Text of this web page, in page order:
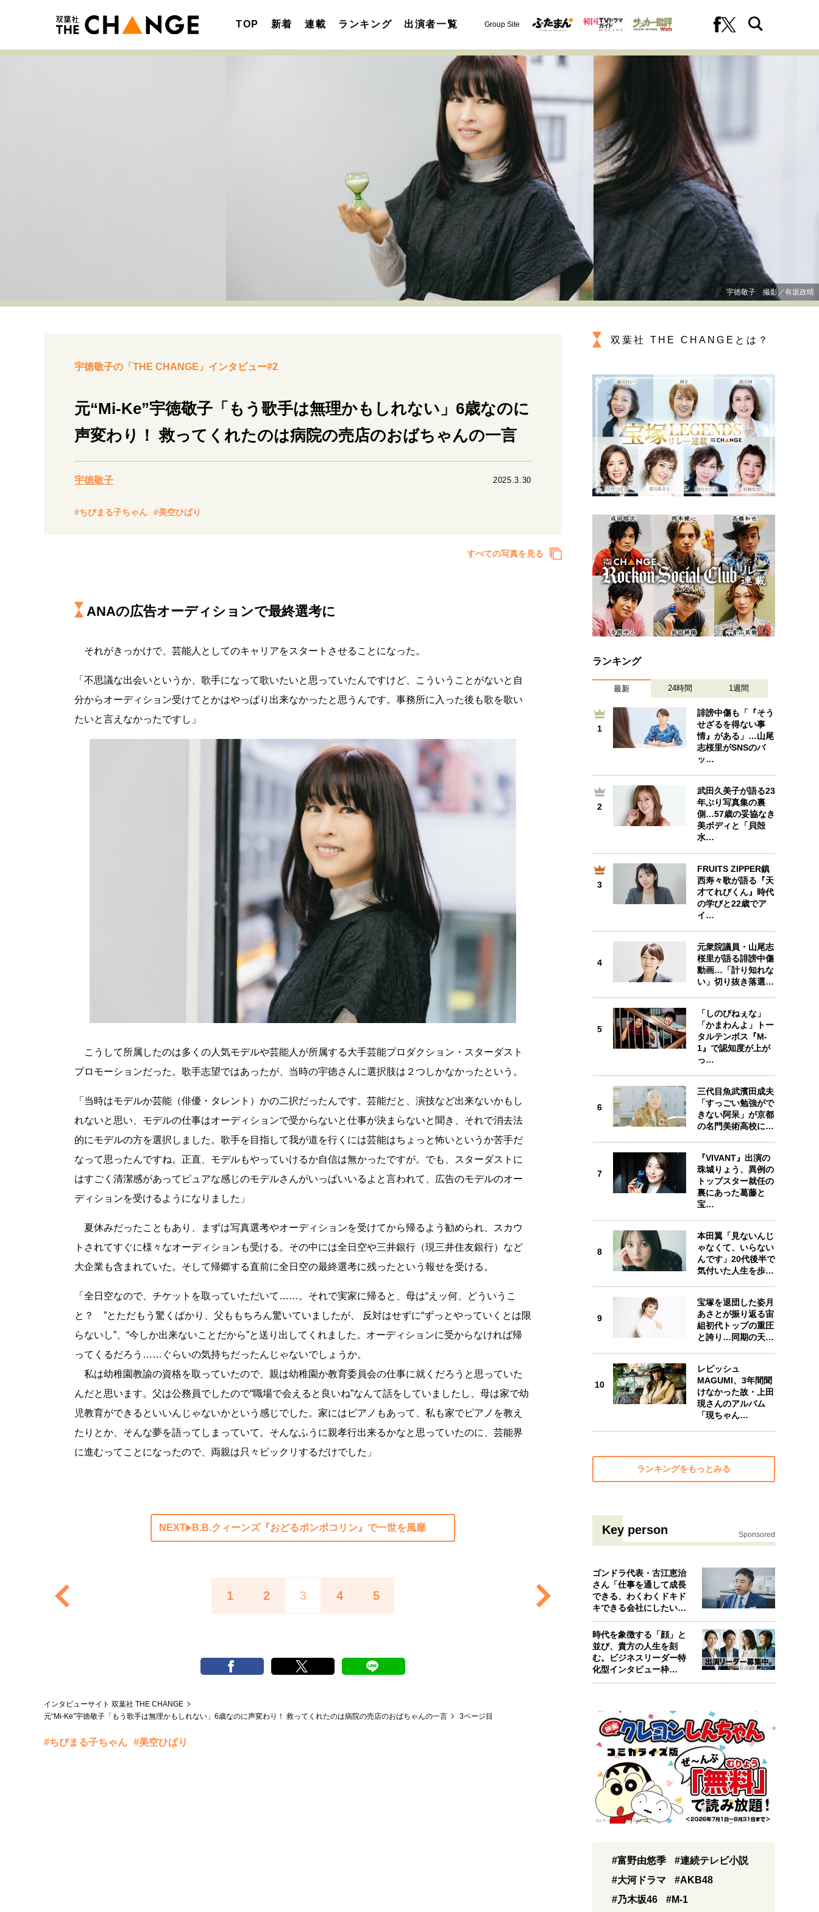
TOP 新着 連載 ランキング 出演者一覧 Group Site
挫折からの再起 未知への挑戦
プロフェッショナルの矜持
人生が動いた日 10代の挫折と原点
セカンドキャリアの描き方 独立という決断 大人の学び直し
ファーストキャリアを拓く
変革の原動力 次世代へのバトン トップが描く未来
40代からの景色
一生モノの愛用品
社会・カルチャー・マネー 地域とつながる/お金との付き合い方
宇徳敬子 撮影／有坂政晴
宇徳敬子の「THE CHANGE」インタビュー#2
元“Mi-Ke”宇徳敬子「もう歌手は無理かもしれない」6歳なのに
声変わり！ 救ってくれたのは病院の売店のおばちゃんの一言
宇徳敬子 2025.3.30
#ちびまる子ちゃん #美空ひばり
すべての写真を見る
ANAの広告オーディションで最終選考に
それがきっかけで、芸能人としてのキャリアをスタートさせることになった。
「不思議な出会いというか、歌手になって歌いたいと思っていたんですけど、こういうことがないと自
分からオーディション受けてとかはやっぱり出来なかったと思うんです。事務所に入った後も歌を歌い
たいと言えなかったですし」
こうして所属したのは多くの人気モデルや芸能人が所属する大手芸能プロダクション・スターダスト
プロモーションだった。歌手志望ではあったが、当時の宇徳さんに選択肢は２つしかなかったという。
「当時はモデルか芸能（俳優・タレント）かの二択だったんです。芸能だと、演技など出来ないかもし
れないと思い、モデルの仕事はオーディションで受からないと仕事が決まらないと聞き、それで消去法
的にモデルの方を選択しました。歌手を目指して我が道を行くには芸能はちょっと怖いというか苦手だ
なって思ったんですね。正直、モデルもやっていけるか自信は無かったですが。でも、スターダストに
はすごく清潔感があってピュアな感じのモデルさんがいっぱいいるよと言われて、広告のモデルのオー
ディションを受けるようになりました」
夏休みだったこともあり、まずは写真選考やオーディションを受けてから帰るよう勧められ、スカウ
トされてすぐに様々なオーディションも受ける。その中には全日空や三井銀行（現三井住友銀行）など
大企業も含まれていた。そして帰郷する直前に全日空の最終選考に残ったという報せを受ける。
「全日空なので、チケットを取っていただいて……。それで実家に帰ると、母は“えッ何、どういうこ
と？ ”とただもう驚くばかり、父ももちろん驚いていましたが、 反対はせずに“ずっとやっていくとは限
らないし”、“今しか出来ないことだから”と送り出してくれました。オーディションに受からなければ帰
ってくるだろう……ぐらいの気持ちだったんじゃないでしょうか。
私は幼稚園教諭の資格を取っていたので、親は幼稚園か教育委員会の仕事に就くだろうと思っていた
んだと思います。父は公務員でしたので“職場で会えると良いね”なんて話をしていましたし、母は家で幼
児教育ができるといいんじゃないかという感じでした。家にはピアノもあって、私も家でピアノを教え
たりとか、そんな夢を語ってしまっていて。そんなふうに親孝行出来るかなと思っていたのに、芸能界
に進むってことになったので、両親は只々ビックリするだけでした」
NEXT B.B.クィーンズ『おどるポンポコリン』で一世を風靡
1 2 3 4 5
インタビューサイト 双葉社 THE CHANGE
元“Mi-Ke”宇徳敬子「もう歌手は無理かもしれない」6歳なのに声変わり！ 救ってくれたのは病院の売店のおばちゃんの一言
3ページ目
#ちびまる子ちゃん #美空ひばり
双葉社 THE CHANGEとは？
ランキング
最新 24時間 1週間
1
誹謗中傷も「『そう
せざるを得ない事
情』がある」…山尾
志桜里がSNSのバ
ッ…
2
武田久美子が語る23
年ぶり写真集の裏
側…57歳の妥協なき
美ボディと「貝殻
水…
3
FRUITS ZIPPER鎮
西寿々歌が語る『天
才てれびくん』時代
の学びと22歳でア
イ…
4
元衆院議員・山尾志
桜里が語る誹謗中傷
動画…「計り知れな
い」切り抜き落選…
5
「しのびねぇな」
「かまわんよ」トー
タルテンボス『M-
1』で認知度が上が
っ…
6
三代目魚武濱田成夫
「すっごい勉強がで
きない阿呆」が京都
の名門美術高校に…
7
『VIVANT』出演の
珠城りょう、異例の
トップスター就任の
裏にあった葛藤と
宝…
8
本田翼「見ないんじ
ゃなくて、いらない
んです」20代後半で
気付いた人生を歩…
9
宝塚を退団した姿月
あさとが振り返る宙
組初代トップの重圧
と誇り…同期の天…
10
レピッシュ
MAGUMI、3年間聞
けなかった故・上田
現さんのアルバム
「現ちゃん…
ランキングをもっとみる
Key person Sponsored
ゴンドラ代表・古江恵治
さん「仕事を通して成長
できる、わくわくドキド
キできる会社にしたいと
考えたんで…
時代を象徴する「顔」と
並び、貴方の人生を刻
む。ビジネスリーダー特
化型インタビュー枠
『Key person』始…
#富野由悠季
#連続テレビ小説
#大河ドラマ
#AKB48
#乃木坂46
#M-1